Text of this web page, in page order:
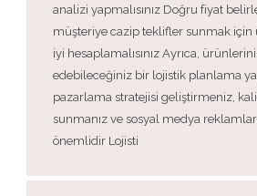
analizi yapmalısınız Doğru fiyat
müşteriye cazip teklifler sunmak için
iyi hesaplamalısınız Ayrıca,
edebileceğiniz bir lojistik planlama
pazarlama stratejisi geliştirmeniz,
sunmanız ve sosyal medya
önemlidir Lojisti